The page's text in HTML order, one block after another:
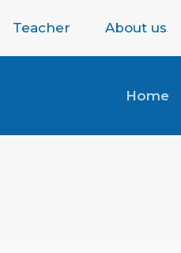
Teacher About us
Home